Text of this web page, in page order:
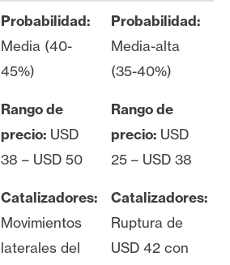
Probabilidad:
Media (40-
45%)
Probabilidad:
Media-alta
(35-40%)
Rango de
precio: USD
38 – USD 50
Rango de
precio: USD
25 – USD 38
Catalizadores:
Movimientos
laterales del
Catalizadores:
Ruptura de
USD 42 con